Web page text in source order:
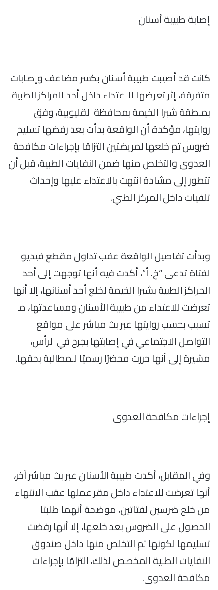
إصابة طبيبة أسنان
كانت قد أصيبت طبيبة أسنان بكسر مضاعف وإصابات
متفرقة، إثر تعرضها للاعتداء داخل أحد المراكز الطبية
بمنطقة شبرا الخيمة بمحافظة القليوبية، وفق
روايتها، مؤكدة أن الواقعة بدأت بعد رفضها تسليم
ضروس تم خلعها لمريضتين التزامًا بإجراءات مكافحة
العدوى والتخلص منها ضمن النفايات الطبية، قبل أن
تتطور إلى مشادة انتهت بالاعتداء عليها وإحداث
تلفيات داخل المركز الطبي.
وبدأت تفاصيل الواقعة عقب تداول مقطع فيديو
لفتاة تدعى “خ. أ”، أكدت فيه أنها توجهت إلى أحد
المراكز الطبية بشبرا الخيمة لخلع أحد أسنانها، إلا أنها
تعرضت للاعتداء من طبيبة الأسنان ومساعدتها، ما
تسبب بحسب روايتها عبر بث مباشر على مواقع
التواصل الاجتماعي في إصابتها بجرح في الرأس،
مشيرة إلى أنها حررت محضرًا رسميًا للمطالبة بحقها.
إجراءات مكافحة العدوى
وفي المقابل، أكدت طبيبة الأسنان عبر بث مباشر آخر،
أنها تعرضت للاعتداء داخل مقر عملها عقب الانتهاء
من خلع ضرسين لفتاتين، موضحة أنهما طلبتا
الحصول على الضروس بعد خلعها، إلا أنها رفضت
تسليمها لكونها تم التخلص منها داخل صندوق
النفايات الطبية المخصص لذلك، التزامًا بإجراءات
مكافحة العدوى.